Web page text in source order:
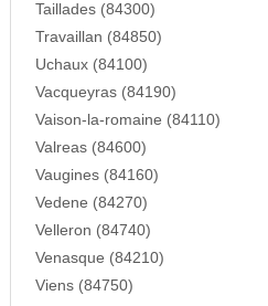
Taillades (84300)
Travaillan (84850)
Uchaux (84100)
Vacqueyras (84190)
Vaison-la-romaine (84110)
Valreas (84600)
Vaugines (84160)
Vedene (84270)
Velleron (84740)
Venasque (84210)
Viens (84750)